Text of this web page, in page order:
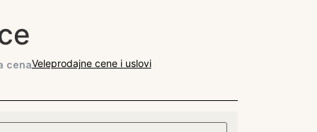
cenaVeleprodajne cene i uslovi